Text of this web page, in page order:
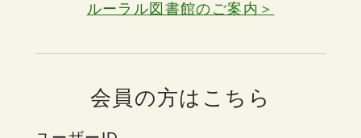
ルーラル図書館のご案内＞
会員の方はこちら